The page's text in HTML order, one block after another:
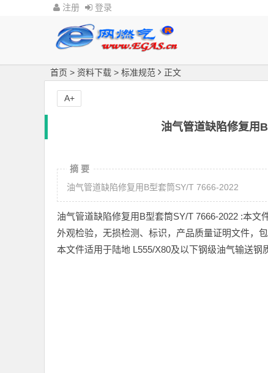
注册 登录
首页 > 资料下载 > 标准规范 正文
油气管道缺陷修复用
摘 要
油气管道缺陷修复用B型套筒SY/T 7666-2022
油气管道缺陷修复用B型套筒SY/T 7666-2022 :本文
外观检验，无损检测、标识，产品质量证明文件，包
本文件适用于陆地 L555/X80及以下钢级油气输送钢
A+